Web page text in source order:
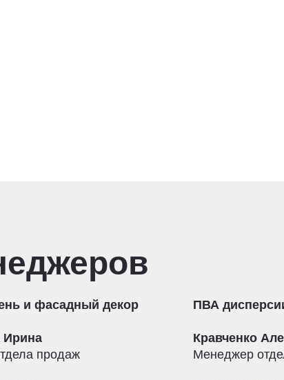
и фасадный декор
Ирина
продаж
ПВА
Кравченко
Менеджер